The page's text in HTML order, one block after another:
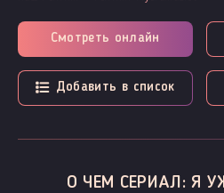
Смотреть онлайн
Добавить в список
О ЧЕМ СЕРИАЛ: Я